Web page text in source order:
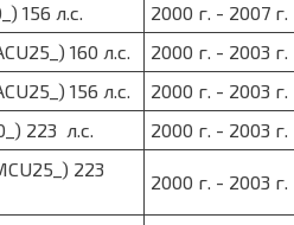
156 л.с.
2000 г. - 2007 г.
160 л.с.
2000 г. - 2003 г.
156 л.с.
2000 г. - 2003 г.
223 л.с. 2000 г. - 2003 г.
223
2000 г. - 2003 г.